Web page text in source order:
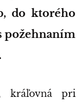
do ktorého
požehnaním
kráľovná pri